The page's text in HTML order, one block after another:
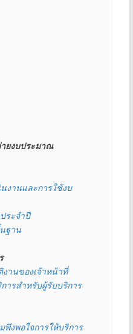
ยงบประมาณ
งานและการใช้งบ
ระจำปี
ฐาน
านของเจ้าหน้าที่
ารสำหรับผู้รับบริการ
พึงพอใจการให้บริการ